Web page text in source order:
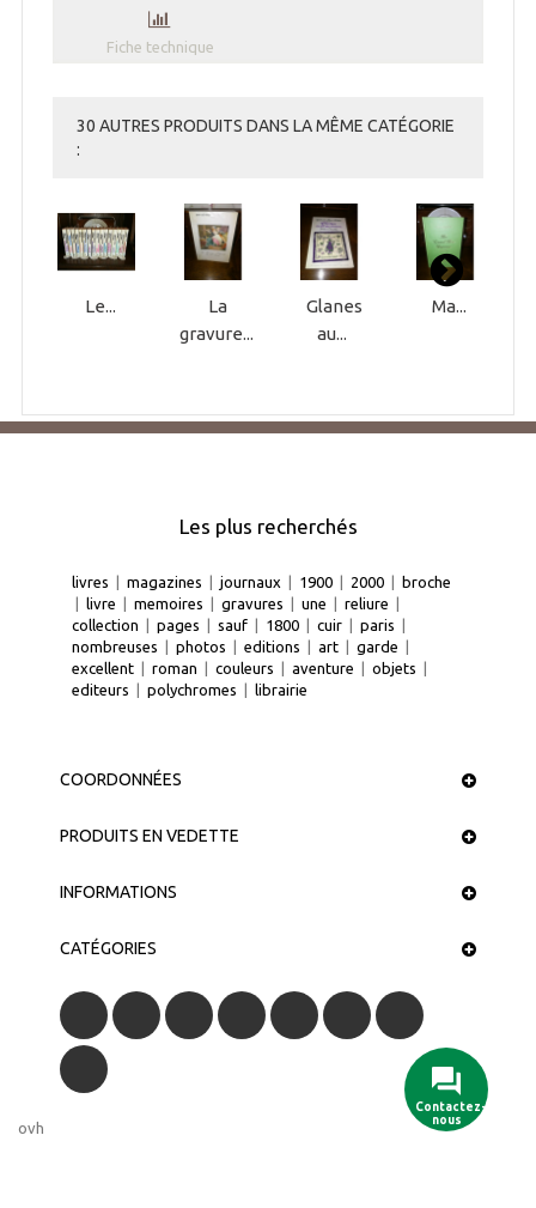
Fiche technique
30 AUTRES PRODUITS DANS LA MÊME CATÉGORIE
:
Le...
La
gravure...
Glanes
au...
Ma...
Les plus recherchés
livres | magazines | journaux | 1900 | 2000 | broche
| livre | memoires | gravures | une | reliure |
collection | pages | sauf | 1800 | cuir | paris |
nombreuses | photos | editions | art | garde |
excellent | roman | couleurs | aventure | objets |
editeurs | polychromes | librairie
COORDONNÉES
PRODUITS EN VEDETTE
INFORMATIONS
CATÉGORIES
Contactez-
nous
ovh